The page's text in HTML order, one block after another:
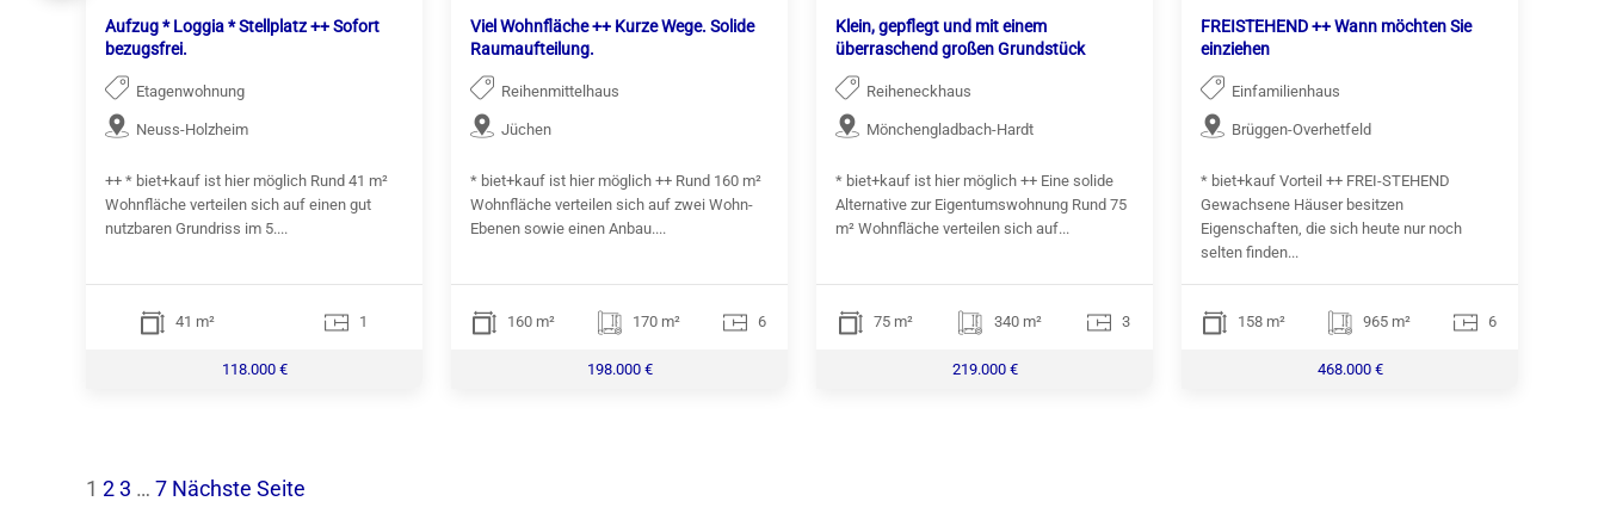
Aufzug * Loggia * Stellplatz ++ Sofort
bezugsfrei.
Etagenwohnung
Neuss-Holzheim
++ * biet+kauf ist hier möglich Rund 41 m²
Wohnfläche verteilen sich auf einen gut
nutzbaren Grundriss im 5....
41 m² 1
118.000 €
Viel Wohnfläche ++ Kurze Wege. Solide
Raumaufteilung.
Reihenmittelhaus
Jüchen
* biet+kauf ist hier möglich ++ Rund 160 m²
Wohnfläche verteilen sich auf zwei Wohn-
Ebenen sowie einen Anbau....
160 m² 170 m² 6
198.000 €
Klein, gepflegt und mit einem
überraschend großen Grundstück
Reiheneckhaus
Mönchengladbach-Hardt
* biet+kauf ist hier möglich ++ Eine solide
Alternative zur Eigentumswohnung Rund 75
m² Wohnfläche verteilen sich auf...
75 m² 340 m² 3
219.000 €
FREISTEHEND ++ Wann möchten Sie
einziehen
Einfamilienhaus
Brüggen-Overhetfeld
* biet+kauf Vorteil ++ FREI-STEHEND
Gewachsene Häuser besitzen
Eigenschaften, die sich heute nur noch
selten finden...
158 m² 965 m² 6
468.000 €
Seitennummerierung
1 23 … 7 Nächste Seite